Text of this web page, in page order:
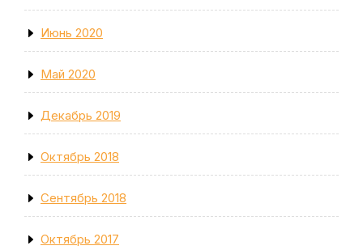
Июнь 2020
Май 2020
Декабрь 2019
Октябрь 2018
Сентябрь 2018
Октябрь 2017